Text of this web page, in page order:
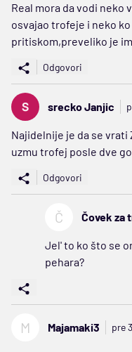
Real mora da vodi neko
osvajao trofeje i neko
pritiskom,preveliko je
Odgovori
srecko Janjic
Najidelnije je da se vrati
uzmu trofej posle dve
Odgovori
Č Čovek za
Jel' to ko što se
pehara?
M Majamaki3 pre